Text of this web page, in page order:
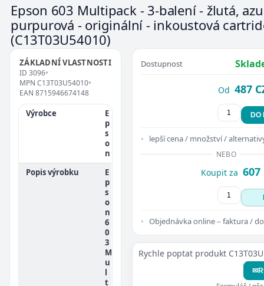
Epson 603 Multipack - 3-balení - žlutá,
purpurová - originální - inkoustová
(C13T03U54010)
ZÁKLADNÍ VLASTNOSTI
ID 3096•
MPN C13T03U54010•
EAN 8715946674148
Výrobce
E
p
s
o
n
Popis výrobku
E
p
s
o
n
6
0
3
M
u
l
t
Dostupnost
Od 487
DO
lepší cena / množství /
NEBO
Koupit za 607
Objednávka online – faktura /
Rychle poptat produkt
✉